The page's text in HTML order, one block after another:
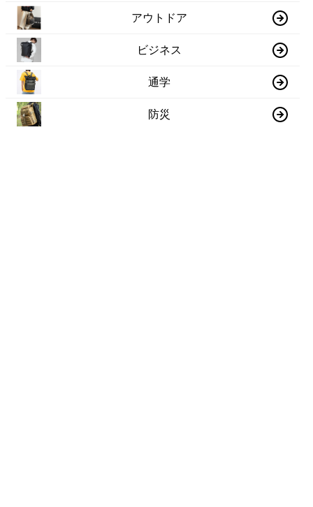
アウトドア
ビジネス
通学
防災